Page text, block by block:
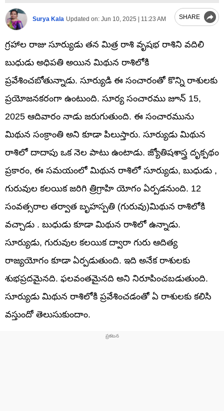
Surya Kala Updated on: Jun 10, 2025 | 11:23 AM SHARE
గ్రహాల రాజు సూర్యుడు తన మిత్ర రాశి వృషభ రాశిని వదిలి
బుధుడు అధిపతి అయిన మిథున రాశిలోకి
ప్రవేశించబోతున్నాడు. సూర్యుడి ఈ సంచారంతో కొన్ని రాశులకు
ప్రయోజనకరంగా ఉంటుంది. సూర్య సంచారము జూన్ 15,
2025 ఆదివారం నాడు జరుగుతుంది. ఈ సంచారమును
మిథున సంక్రాంతి అని కూడా పిలుస్తారు. సూర్యుడు మిథున
రాశిలో దాదాపు ఒక నెల పాటు ఉంటాడు. జ్యోతిషశాస్త్ర దృక్పథం
ప్రకారం, ఈ సమయంలో మిథున రాశిలో సూర్యుడు, బుధుడు ,
గురువుల కలయిక జరిగి త్రిగ్రాహి యోగం ఏర్పడనుంది. 12
సంవత్సరాల తర్వాత బృహస్పతి (గురువు)మిథున రాశిలోకి
వచ్చాడు . బుధుడు కూడా మిథున రాశిలో ఉన్నాడు.
సూర్యుడు, గురువుల కలయిక ద్వారా గురు ఆదిత్య
రాజ్యయోగం కూడా ఏర్పడుతుంది. ఇది అనేక రాశులకు
శుభప్రదమైనది. ఫలవంతమైనది అని నిరూపించబడుతుంది.
సూర్యుడు మిథున రాశిలోకి ప్రవేశించడంతో ఏ రాశులకు కలిసి
వస్తుందో తెలుసుకుందాం.